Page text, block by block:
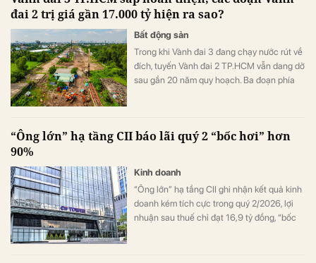
đai 2 trị giá gần 17.000 tỷ hiện ra sao?
Bất động sản
Trong khi Vành đai 3 đang chạy nước rút về
đích, tuyến Vành đai 2 TP.HCM vẫn dang dở
sau gần 20 năm quy hoạch. Ba đoạn phía
đẩy mới cho thị trường bất động sản.
“Ông lớn” hạ tầng CII báo lãi quý 2 “bốc hơi” hơn
90%
Kinh doanh
“Ông lớn” hạ tầng CII ghi nhận kết quả kinh
doanh kém tích cực trong quý 2/2026, lợi
nhuận sau thuế chỉ đạt 16,9 tỷ đồng, “bốc